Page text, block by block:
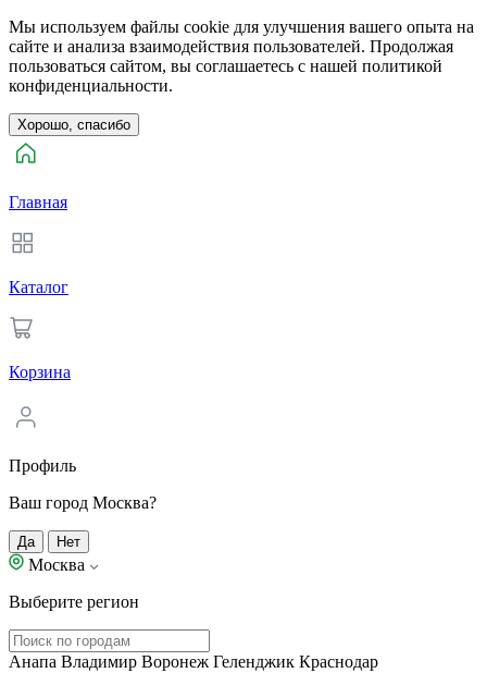
Мы используем файлы cookie для улучшения вашего опыта на
сайте и анализа взаимодействия пользователей. Продолжая
пользоваться сайтом, вы соглашаетесь с нашей политикой
конфиденциальности.
Хорошо, спасибо
Главная
Каталог
Корзина
Профиль
Ваш город Москва?
Да Нет
Москва
Выберите регион
Анапа Владимир Воронеж Геленджик Краснодар